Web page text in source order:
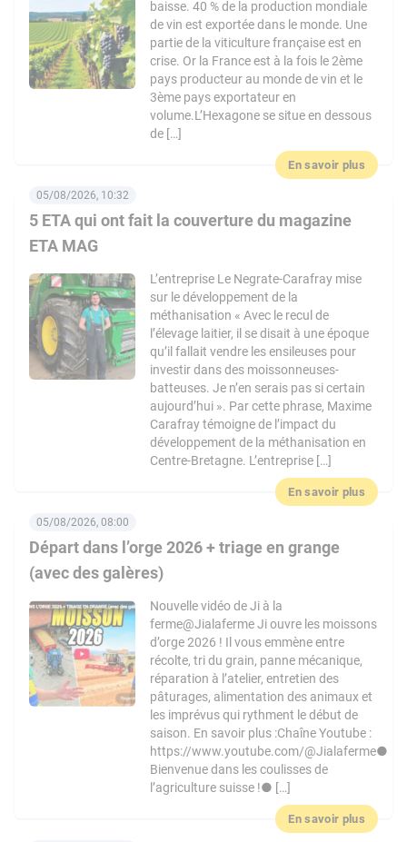
baisse. 40 % de la production mondiale
de vin est exportée dans le monde. Une
partie de la viticulture française est en
crise. Or la France est à la fois le 2ème
pays producteur au monde de vin et le
3ème pays exportateur en
volume.L’Hexagone se situe en dessous
de […]
En savoir plus
5 ETA qui ont fait la couverture du magazine
ETA MAG
05/08/2026, 10:32
L’entreprise Le Negrate-Carafray mise
sur le développement de la
méthanisation « Avec le recul de
l’élevage laitier, il se disait à une époque
qu’il fallait vendre les ensileuses pour
investir dans des moissonneuses-
batteuses. Je n’en serais pas si certain
aujourd’hui ». Par cette phrase, Maxime
Carafray témoigne de l’impact du
développement de la méthanisation en
Centre-Bretagne. L’entreprise […]
En savoir plus
Départ dans l’orge 2026 + triage en grange
(avec des galères)
05/08/2026, 08:00
Nouvelle vidéo de Ji à la
ferme@Jialaferme Ji ouvre les moissons
d’orge 2026 ! Il vous emmène entre
récolte, tri du grain, panne mécanique,
réparation à l’atelier, entretien des
pâturages, alimentation des animaux et
les imprévus qui rythment le début de
saison. En savoir plus :Chaîne Youtube :
https://www.youtube.com/@Jialaferme●
Bienvenue dans les coulisses de
l’agriculture suisse !● […]
En savoir plus